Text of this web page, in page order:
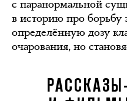
с паранормальной
в историю про борьбу
определённую дозу
очарования, но